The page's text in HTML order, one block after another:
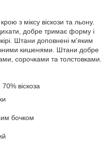
з міксу віскози та льону.
добре тримає форму і
Штани доповнені м'яким
кишенями. Штани добре
сорочками та толстовками.
віскоза
бочком